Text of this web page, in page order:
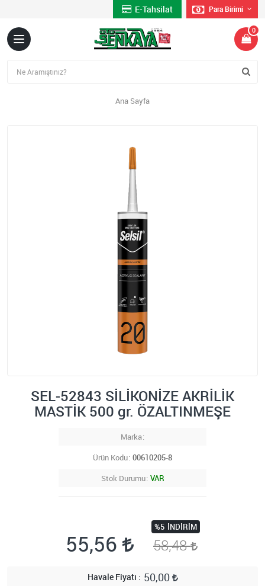
E-Tahsilat Para Birimi
0
Ana Sayfa
SEL-52843 SİLİKONİZE AKRİLİK
MASTİK 500 gr. ÖZALTINMEŞE
Marka
Ürün Kodu 00610205-8
Stok Durumu VAR
55,56
%5 İNDIRIM
58,48
Havale Fiyatı 50,00